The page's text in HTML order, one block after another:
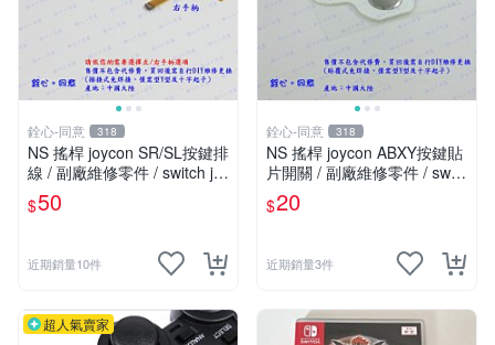
銓心-同意 318
NS 搖桿 joycon SR/SL按鍵排
線 / 副廠維修零件 / switch jo
y-con 手柄專用款
$50
近期銷量10件
銓心-同意 318
NS 搖桿 joycon ABXY按鍵貼
片開關 / 副廠維修零件 / switc
h joy-con手柄專用款
$20
近期銷量3件
超人氣賣家